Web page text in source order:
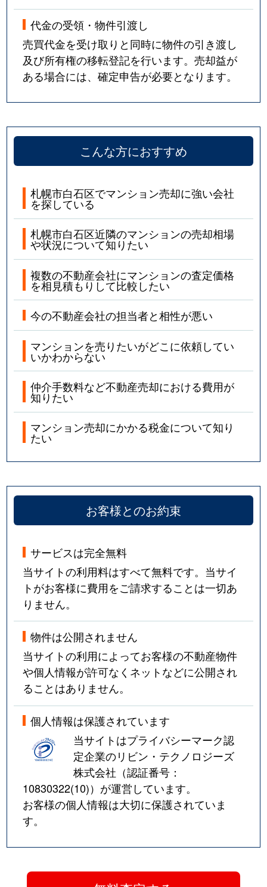
代金の受領・物件引渡し
売買代金を受け取りと同時に物件の引き渡し
及び所有権の移転登記を行います。売却益が
ある場合には、確定申告が必要となります。
こんな方におすすめ
札幌市白石区でマンション売却に強い会社
を探している
札幌市白石区近隣のマンションの売却相場
や状況について知りたい
複数の不動産会社にマンションの査定価格
を相見積もりして比較したい
今の不動産会社の担当者と相性が悪い
マンションを売りたいがどこに依頼してい
いかわからない
仲介手数料など不動産売却における費用が
知りたい
マンション売却にかかる税金について知り
たい
お客様とのお約束
サービスは完全無料
当サイトの利用料はすべて無料です。当サイ
トがお客様に費用をご請求することは一切あ
りません。
物件は公開されません
当サイトの利用によってお客様の不動産物件
や個人情報が許可なくネットなどに公開され
ることはありません。
個人情報は保護されています
当サイトはプライバシーマーク認
定企業のリビン・テクノロジーズ
株式会社（認証番号：
10830322(10)）が運営しています。
お客様の個人情報は大切に保護されていま
す。